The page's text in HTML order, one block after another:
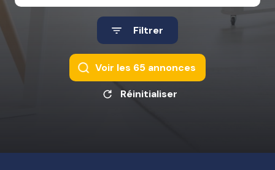
Filtrer
Voir les 65 annonces
Réinitialiser